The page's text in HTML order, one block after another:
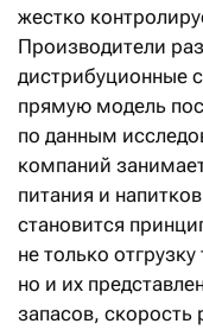
жестко
Производители
дистрибуционные
прямую модель
по данным
компаний
питания и
становится
не только
но и их
запасов, скорость